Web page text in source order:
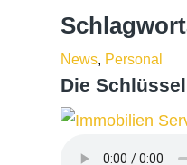
News, Personal
Die